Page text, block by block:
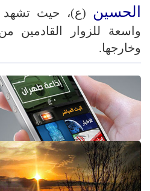
الحسين (ع)، حيث تشهد
واسعة للزوار القادمين
وخارجها.